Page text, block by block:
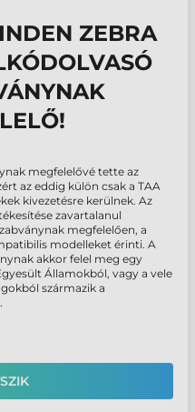
ZEBRA
megfelelővé tette az
az eddig külön csak a TAA
kivezetésre kerülnek. Az
zavartalanul
megfelelően, a
modelleket érinti. A
akkor felel meg egy
Államokból, vagy a vele
származik a